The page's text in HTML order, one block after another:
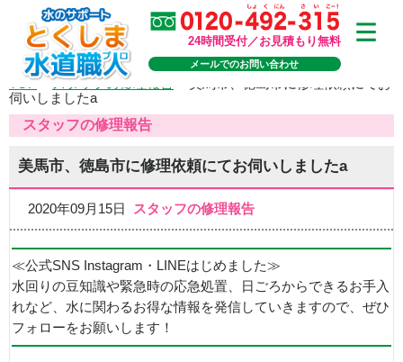
24時間受付／お見積もり無料
メールでのお問い合わせ
TOP>スタッフの修理報告
伺いしましたa
スタッフの修理報告
美馬市、徳島市に修理依頼にてお伺いしましたa
2020年09月15日 スタッフの修理報告
≪公式SNS Instagram・LINEはじめました≫
水回りの豆知識や緊急時の応急処置、日ごろからできるお手入
れなど、水に関わるお得な情報を発信していきますので、ぜひ
フォローをお願いします！